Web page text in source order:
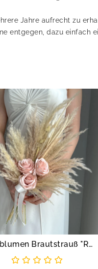
Jahre aufrecht zu
entgegen, dazu einfach
Kunstblumen Brautstrauß "Rosen in Nude"